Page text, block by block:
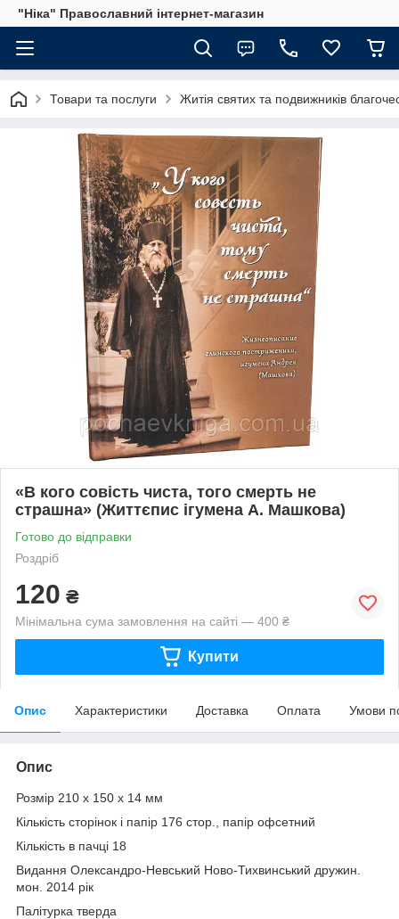
"Ніка" Православний інтернет-магазин
Товари та послуги Житія святих та подвижників
«В кого совість чиста, того смерть не
страшна» (Життєпис ігумена А. Машкова)
Готово до відправки
Роздріб
120 ₴
Мінімальна сума замовлення на сайті — 400 ₴
Купити
Опис Характеристики Доставка Оплата Умови
Опис
Розмір 210 х 150 х 14 мм
Кількість сторінок і папір 176 стор., папір офсетний
Кількість в пачці 18
Видання Олександро-Невський Ново-Тихвинський дружин.
мон. 2014 рік
Палітурка тверда